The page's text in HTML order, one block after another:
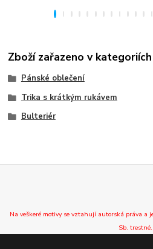
Zboží zařazeno v kategoriích
Pánské oblečení
Trika s krátkým rukávem
Bulteriér
Na veškeré motivy se vztahují autorská práva a
Sb. trestné.